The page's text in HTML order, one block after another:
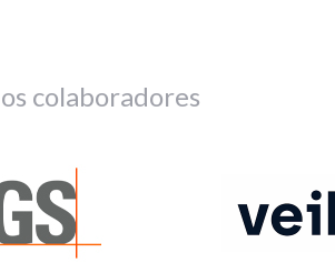
colaboradores